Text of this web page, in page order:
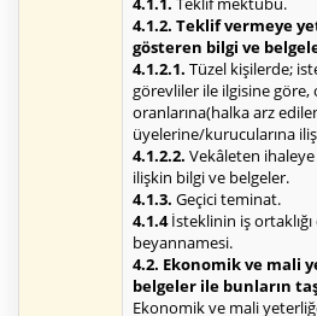
4.1.2. Teklif vermeye
gösteren bilgi ve
4.1.2.1. Tüzel kişilerde;
görevliler ile ilgisine göre,
oranlarına(halka arz
üyelerine/kurucularına
4.1.2.2. Vekâleten
ilişkin bilgi ve belgeler.
4.1.3. Geçici teminat.
4.1.4İsteklinin iş ortaklığı
beyannamesi.
4.2. Ekonomik ve mali
belgeler ile bunların
Ekonomik ve mali